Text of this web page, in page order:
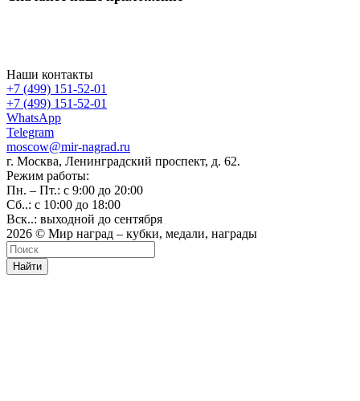
Наши контакты
+7 (499) 151-52-01
+7 (499) 151-52-01
WhatsApp
Telegram
moscow@mir-nagrad.ru
г. Москва, Ленинградский проспект, д. 62.
Режим работы:
Пн. – Пт.: с 9:00 до 20:00
Сб..: с 10:00 до 18:00
Вск..: выходной до сентября
2026 © Мир наград – кубки, медали, награды
Найти